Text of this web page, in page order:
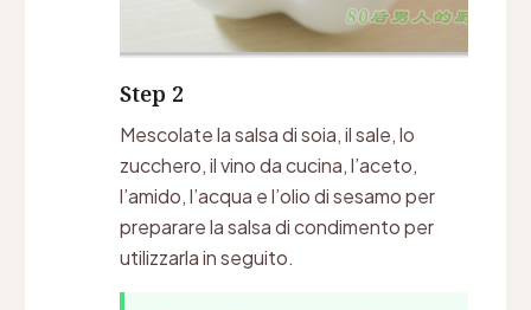
Step 2
Mescolate la salsa di soia, il sale, lo
zucchero, il vino da cucina, l’aceto,
l’amido, l’acqua e l’olio di sesamo per
preparare la salsa di condimento per
utilizzarla in seguito.